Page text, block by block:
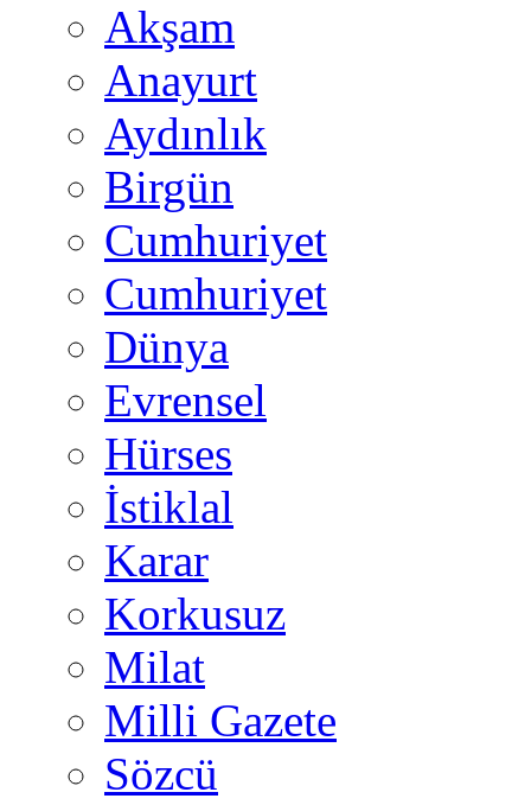
Akşam
Anayurt
Aydınlık
Birgün
Cumhuriyet
Cumhuriyet
Dünya
Evrensel
Hürses
İstiklal
Karar
Korkusuz
Milat
Milli Gazete
Sözcü